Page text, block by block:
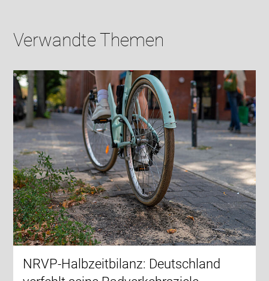
Verwandte Themen
NRVP-Halbzeitbilanz: Deutschland